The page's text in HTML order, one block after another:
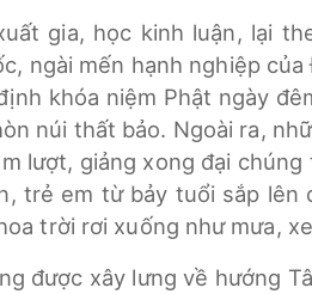
gia, học kinh luận, lại
ngài mến hạnh nghiệp
khóa niệm Phật ngày
núi thất bảo. Ngoài ra,
lượt, giảng xong đại
trẻ em từ bảy tuổi sắp lên
trời rơi xuống như mưa,
được xây lưng về hướng